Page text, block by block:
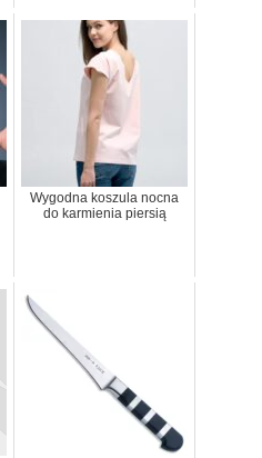
Wygodna koszula nocna
do karmienia piersią